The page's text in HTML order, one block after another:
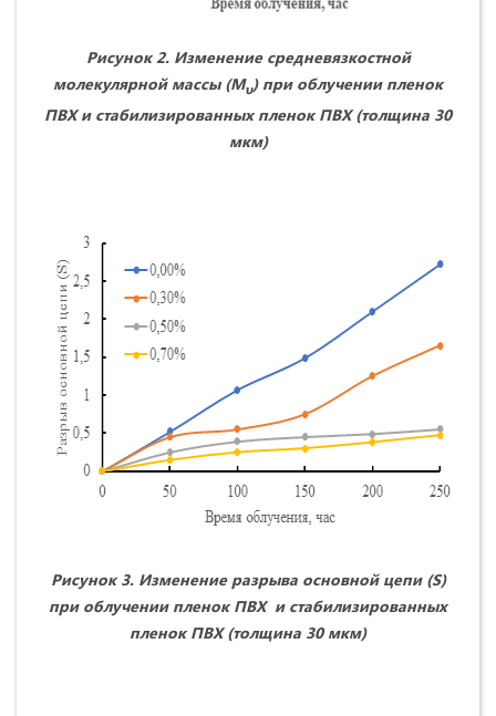
Рисунок 2. Изменение средневязкостной
молекулярной массы (Mυ) при облучении пленок
ПВХ и стабилизированных пленок ПВХ (толщина 30
мкм)
Рисунок 3. Изменение разрыва основной цепи (S)
при облучении пленок ПВХ и стабилизированных
пленок ПВХ (толщина 30 мкм)